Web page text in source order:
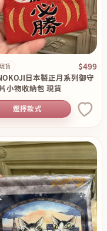
貨 $499
日本製正月系列御守
小物收納包 現貨
選擇款式